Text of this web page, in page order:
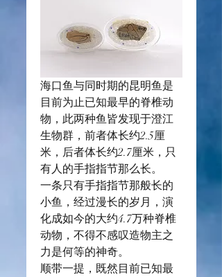
海口鱼与同时期的昆明鱼是
目前为止已知最早的脊椎动
物，此两种鱼皆发现于澄江
生物群，前者体长约2.5厘
米，后者体长约2.7厘米，只
有人的手指指节那么长。
一条只有手指指节那般长的
小鱼，经过漫长的岁月，演
化成如今的大约4.7万种脊椎
动物，不得不感叹造物主之
力是何等的神奇。
顺带一提，既然目前已知最